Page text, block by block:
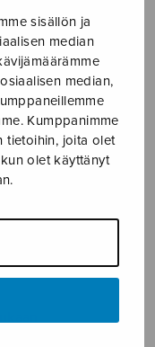
sisällön ja
median
median,
Kumppanimme
tietoihin, joita olet
olet käyttänyt